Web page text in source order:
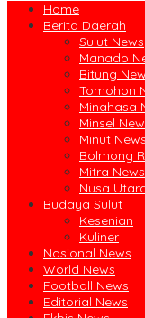
Home
Berita Daerah
Sulut News
Manado
Bitung
Tomohon
Minahasa
Minsel
Minut News
Bolmong
Mitra News
Nusa
Budaya Sulut
Kesenian
Kuliner
Nasional News
World News
Football News
Editorial News